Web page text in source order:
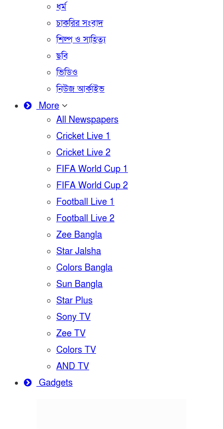
ধর্ম
চাকরির সংবাদ
শিল্প ও সাহিত্য
ছবি
ভিডিও
নিউজ আর্কাইভ
More
All Newspapers
Cricket Live 1
Cricket Live 2
FIFA World Cup 1
FIFA World Cup 2
Football Live 1
Football Live 2
Zee Bangla
Star Jalsha
Colors Bangla
Sun Bangla
Star Plus
Sony TV
Zee TV
Colors TV
AND TV
Gadgets